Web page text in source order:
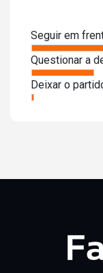
Seguir em
Questionar a
Deixar o